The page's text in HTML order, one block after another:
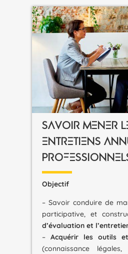
SAVOIR MENER
ENTRETIENS
Objectif
– Savoir conduire de
participative, et
d’évaluation et
– Acquérir les outils
(connaissance